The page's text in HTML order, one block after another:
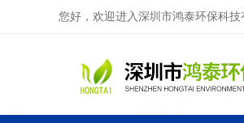
您好，欢迎进入深圳市鸿泰环保科技